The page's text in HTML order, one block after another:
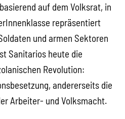
auf dem Volksrat, in
repräsentiert
und armen Sektoren
Sanitarios heute die
Revolution:
andererseits die
Arbeiter- und Volksmacht.